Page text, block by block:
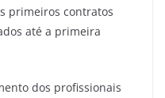
primeiros contratos
até a primeira
dos profissionais